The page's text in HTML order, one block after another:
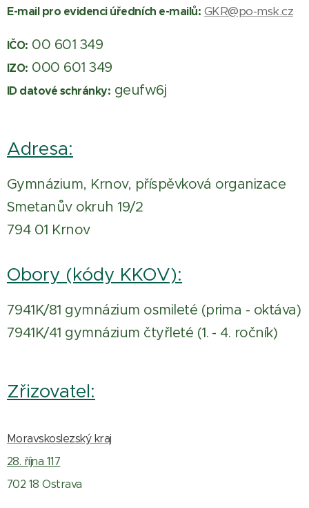
E-mail pro evidenci úředních e-mailů: GKR@po-msk.cz
IČO: 00 601 349
IZO: 000 601 349
ID datové schránky: geufw6j
Adresa:
Gymnázium, Krnov, příspěvková organizace
Smetanův okruh 19/2
794 01 Krnov
Obory (kódy KKOV):
7941K/81 gymnázium osmileté (prima - oktáva)
7941K/41 gymnázium čtyřleté (1. - 4. ročník)
Zřizovatel:
Moravskoslezský kraj
28. října 117
702 18 Ostrava